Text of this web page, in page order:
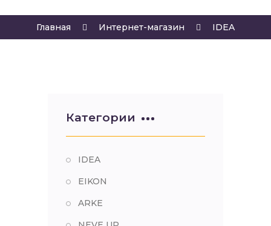
Главная Интернет-магазин IDEA
Категории
IDEA
EIKON
ARKE